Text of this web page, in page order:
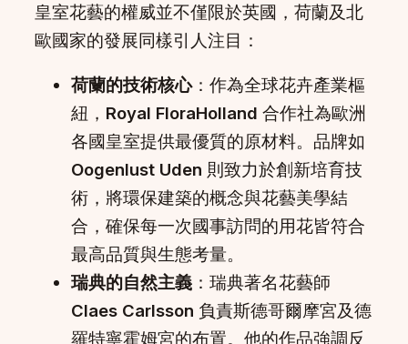
皇室花藝的權威並不僅限於英國，荷蘭及北
歐國家的發展同樣引人注目：
荷蘭的技術核心：作為全球花卉產業樞
紐， Royal FloraHolland 合作社為歐洲
各國皇室提供最優質的原材料。品牌如
Oogenlust Uden 則致力於創新培育技
術，將環保建築的概念與花藝美學結
合，確保每一次國事訪問的用花皆符合
最高品質與生態考量。
瑞典的自然主義 ：瑞典著名花藝師
Claes Carlsson 負責斯德哥爾摩宮及德
羅特寧霍姆宮的布置。他的作品強調反